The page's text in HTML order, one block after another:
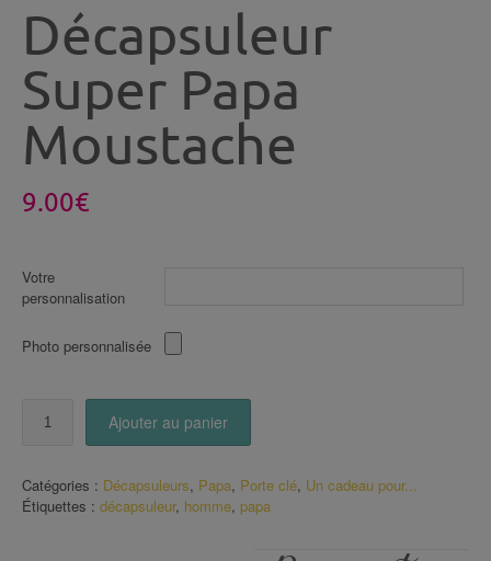
Décapsuleur
Super Papa
Moustache
9.00€
Votre
personnalisation
Photo personnalisée
Décapsuleur
Papa
Moustache
Ajouter au panier
Catégories : Décapsuleurs, Papa, Porte clé, Un cadeau pour...
Étiquettes : décapsuleur, homme, papa